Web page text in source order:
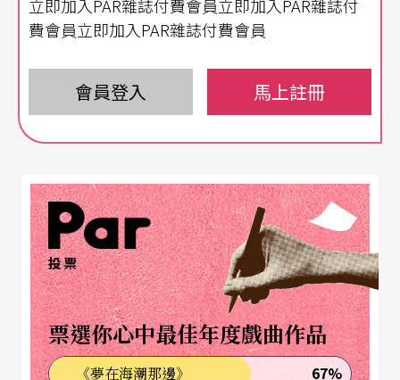
的演出場場爆滿。
花博繁花盛景，卻是定目劇幻景？
花博的「繁花盛景」與兩岸觀光政策的開放，成為
士認為，若以「每年一百萬名國際觀光客，加上一
百六十五萬的陸客來台，即使不考慮本土觀眾，只
要有五成的票房就賺翻了……」同年七月至十一月
間，文建會依據「補助民間推動文化觀光定目劇作
業要點」挹注兩千萬，分別補助全民大劇團、拾藝
整合行銷傳播有限公司、十鼓文創股份有限公司
立即加入PAR雜誌付費會員立即加入PAR雜誌付
費會員立即加入PAR雜誌付費會員
會員登入 馬上註冊
投票
票選你心中最佳年度戲曲作品
《夢在海潮那邊》 67%